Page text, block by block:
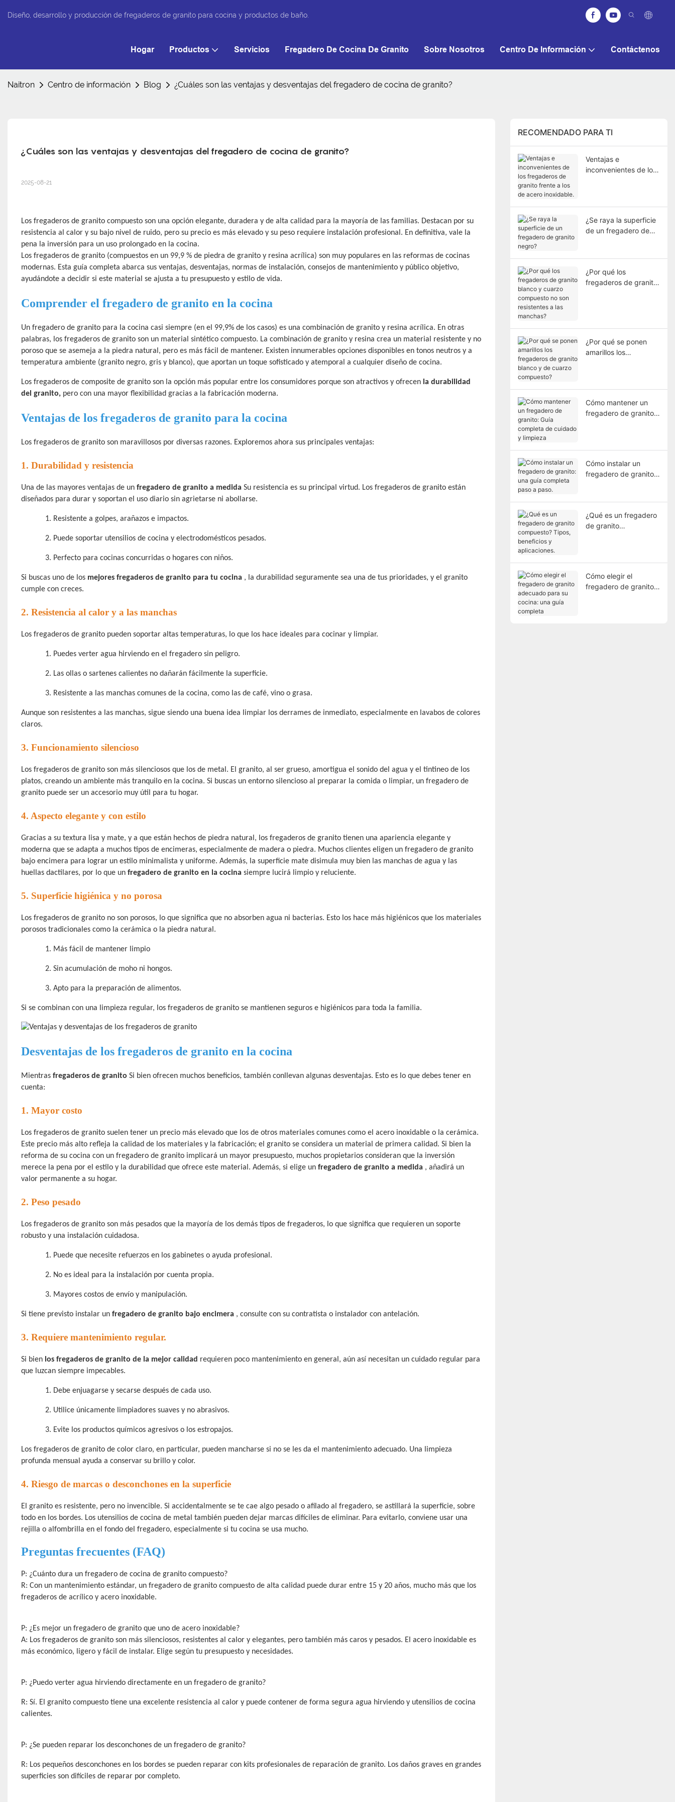
Diseño, desarrollo y producción de fregaderos de granito para cocina y productos de baño.
Hogar Productos Servicios Fregadero De Cocina De Granito Sobre Nosotros Centro De Información Contáctenos
Naitron Centro de información Blog ¿Cuáles son las ventajas y desventajas del fregadero de cocina de granito?
¿Cuáles son las ventajas y desventajas del fregadero de cocina de granito?
2025-08-21
Los fregaderos de granito compuesto son una opción elegante, duradera y de alta calidad para la mayoría de las familias. Destacan por su
resistencia al calor y su bajo nivel de ruido, pero su precio es más elevado y su peso requiere instalación profesional. En definitiva, vale la
pena la inversión para un uso prolongado en la cocina.
Los fregaderos de granito (compuestos en un 99,9 % de piedra de granito y resina acrílica) son muy populares en las reformas de cocinas
modernas. Esta guía completa abarca sus ventajas, desventajas, normas de instalación, consejos de mantenimiento y público objetivo,
ayudándote a decidir si este material se ajusta a tu presupuesto y estilo de vida.
Comprender el fregadero de granito en la cocina
Un fregadero de granito para la cocina casi siempre (en el 99,9% de los casos) es una combinación de granito y resina acrílica. En otras
palabras, los fregaderos de granito son un material sintético compuesto. La combinación de granito y resina crea un material resistente y no
poroso que se asemeja a la piedra natural, pero es más fácil de mantener. Existen innumerables opciones disponibles en tonos neutros y a
temperatura ambiente (granito negro, gris y blanco), que aportan un toque sofisticado y atemporal a cualquier diseño de cocina.
Los fregaderos de composite de granito son la opción más popular entre los consumidores porque son atractivos y ofrecen la durabilidad
del granito,pero con una mayor flexibilidad gracias a la fabricación moderna.
Ventajas de los fregaderos de granito para la cocina
Los fregaderos de granito son maravillosos por diversas razones. Exploremos ahora sus principales ventajas:
1. Durabilidad y resistencia
Una de las mayores ventajas de un fregadero de granito a medida Su resistencia es su principal virtud. Los fregaderos de granito están
diseñados para durar y soportan el uso diario sin agrietarse ni abollarse.
1. Resistente a golpes, arañazos e impactos.
2. Puede soportar utensilios de cocina y electrodomésticos pesados.
3. Perfecto para cocinas concurridas o hogares con niños.
Si buscas uno de los mejores fregaderos de granito para tu cocina , la durabilidad seguramente sea una de tus prioridades, y el granito
cumple con creces.
2. Resistencia al calor y a las manchas
Los fregaderos de granito pueden soportar altas temperaturas, lo que los hace ideales para cocinar y limpiar.
1. Puedes verter agua hirviendo en el fregadero sin peligro.
2. Las ollas o sartenes calientes no dañarán fácilmente la superficie.
3. Resistente a las manchas comunes de la cocina, como las de café, vino o grasa.
Aunque son resistentes a las manchas, sigue siendo una buena idea limpiar los derrames de inmediato, especialmente en lavabos de colores
claros.
3. Funcionamiento silencioso
Los fregaderos de granito son más silenciosos que los de metal. El granito, al ser grueso, amortigua el sonido del agua y el tintineo de los
platos, creando un ambiente más tranquilo en la cocina. Si buscas un entorno silencioso al preparar la comida o limpiar, un fregadero de
granito puede ser un accesorio muy útil para tu hogar.
4. Aspecto elegante y con estilo
Gracias a su textura lisa y mate, y a que están hechos de piedra natural, los fregaderos de granito tienen una apariencia elegante y
moderna que se adapta a muchos tipos de encimeras, especialmente de madera o piedra. Muchos clientes eligen un fregadero de granito
bajo encimera para lograr un estilo minimalista y uniforme. Además, la superficie mate disimula muy bien las manchas de agua y las
huellas dactilares, por lo que un fregadero de granito en la cocina siempre lucirá limpio y reluciente.
5. Superficie higiénica y no porosa
Los fregaderos de granito no son porosos, lo que significa que no absorben agua ni bacterias. Esto los hace más higiénicos que los materiales
porosos tradicionales como la cerámica o la piedra natural.
1. Más fácil de mantener limpio
2. Sin acumulación de moho ni hongos.
3. Apto para la preparación de alimentos.
Si se combinan con una limpieza regular, los fregaderos de granito se mantienen seguros e higiénicos para toda la familia.
Desventajas de los fregaderos de granito en la cocina
Mientras fregaderos de granito Si bien ofrecen muchos beneficios, también conllevan algunas desventajas. Esto es lo que debes tener en
cuenta:
1. Mayor costo
Los fregaderos de granito suelen tener un precio más elevado que los de otros materiales comunes como el acero inoxidable o la cerámica.
Este precio más alto refleja la calidad de los materiales y la fabricación; el granito se considera un material de primera calidad. Si bien la
reforma de su cocina con un fregadero de granito implicará un mayor presupuesto, muchos propietarios consideran que la inversión
merece la pena por el estilo y la durabilidad que ofrece este material. Además, si elige un fregadero de granito a medida , añadirá un
valor permanente a su hogar.
2. Peso pesado
Los fregaderos de granito son más pesados ​​que la mayoría de los demás tipos de fregaderos, lo que significa que requieren un soporte
robusto y una instalación cuidadosa.
1. Puede que necesite refuerzos en los gabinetes o ayuda profesional.
2. No es ideal para la instalación por cuenta propia.
3. Mayores costos de envío y manipulación.
Si tiene previsto instalar un fregadero de granito bajo encimera , consulte con su contratista o instalador con antelación.
3. Requiere mantenimiento regular.
Si bien los fregaderos de granito de la mejor calidad requieren poco mantenimiento en general, aún así necesitan un cuidado regular para
que luzcan siempre impecables.
1. Debe enjuagarse y secarse después de cada uso.
2. Utilice únicamente limpiadores suaves y no abrasivos.
3. Evite los productos químicos agresivos o los estropajos.
Los fregaderos de granito de color claro, en particular, pueden mancharse si no se les da el mantenimiento adecuado. Una limpieza
profunda mensual ayuda a conservar su brillo y color.
4. Riesgo de marcas o desconchones en la superficie
El granito es resistente, pero no invencible. Si accidentalmente se te cae algo pesado o afilado al fregadero, se astillará la superficie, sobre
todo en los bordes. Los utensilios de cocina de metal también pueden dejar marcas difíciles de eliminar. Para evitarlo, conviene usar una
rejilla o alfombrilla en el fondo del fregadero, especialmente si tu cocina se usa mucho.
Preguntas frecuentes (FAQ)
P: ¿Cuánto dura un fregadero de cocina de granito compuesto?
R: Con un mantenimiento estándar, un fregadero de granito compuesto de alta calidad puede durar entre 15 y 20 años, mucho más que los
fregaderos de acrílico y acero inoxidable.
P: ¿Es mejor un fregadero de granito que uno de acero inoxidable?
A: Los fregaderos de granito son más silenciosos, resistentes al calor y elegantes, pero también más caros y pesados. El acero inoxidable es
más económico, ligero y fácil de instalar. Elige según tu presupuesto y necesidades.
P: ¿Puedo verter agua hirviendo directamente en un fregadero de granito?
R: Sí. El granito compuesto tiene una excelente resistencia al calor y puede contener de forma segura agua hirviendo y utensilios de cocina
calientes.
P: ¿Se pueden reparar los desconchones de un fregadero de granito?
R: Los pequeños desconchones en los bordes se pueden reparar con kits profesionales de reparación de granito. Los daños graves en grandes
superficies son difíciles de reparar por completo.
RECOMENDADO PARA TI
Ventajas e
inconvenientes de los
¿Se raya la superficie
de un fregadero de
¿Por qué los
fregaderos de granito
¿Por qué se ponen
amarillos los
Cómo mantener un
fregadero de granito:
Cómo instalar un
fregadero de granito:
¿Qué es un fregadero
de granito
Cómo elegir el
fregadero de granito